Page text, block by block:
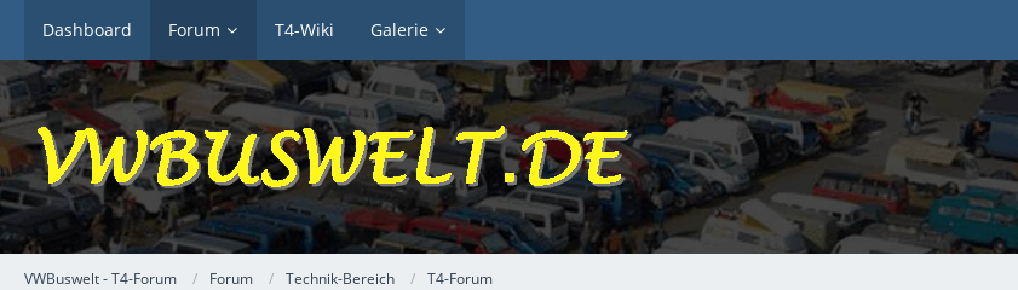
Dashboard Forum T4-Wiki Galerie
VWBuswelt - T4-Forum Forum Technik-Bereich T4-Forum